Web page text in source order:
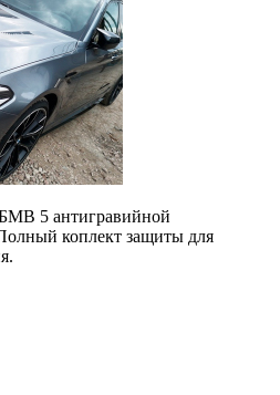
5 антигравийной
коплект защиты для